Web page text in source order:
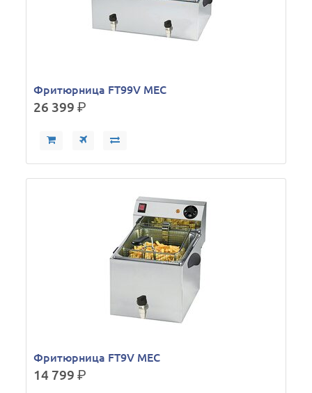
Фритюрница FT99V MEC
26 399р.
Фритюрница FT9V MEC
14 799р.